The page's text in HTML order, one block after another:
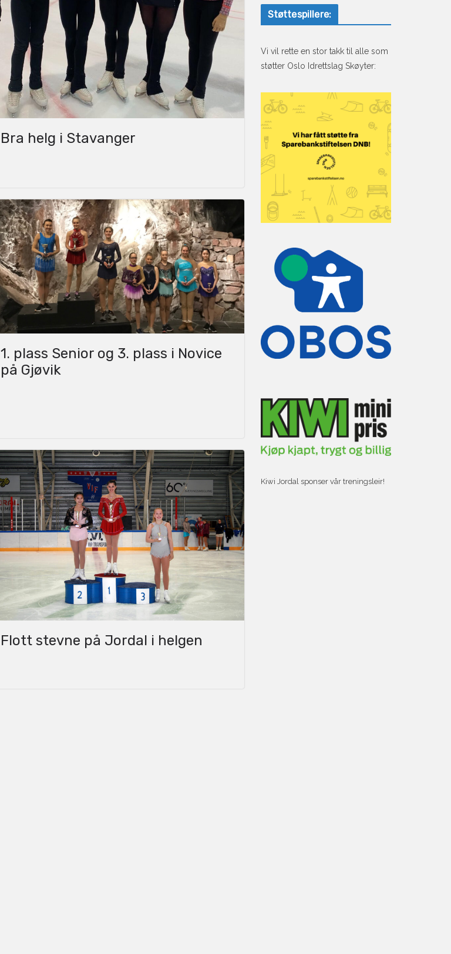
Bra helg i Stavanger
1. plass Senior og 3. plass i Novice
på Gjøvik
Flott stevne på Jordal i helgen
Støttespillere:
Vi vil rette en stor takk til alle som
støtter Oslo Idrettslag Skøyter:
Kiwi Jordal sponser vår treningsleir!